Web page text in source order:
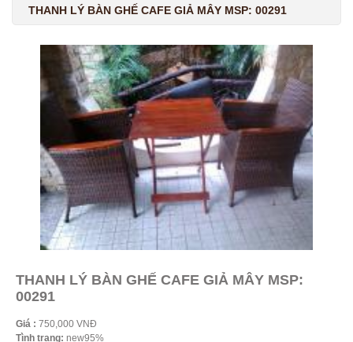
THANH LÝ BÀN GHẾ CAFE GIẢ MÂY MSP: 00291
THANH LÝ BÀN GHẾ CAFE GIẢ MÂY MSP:
00291
Giá : 750,000 VNĐ
Tình trạng: new95%